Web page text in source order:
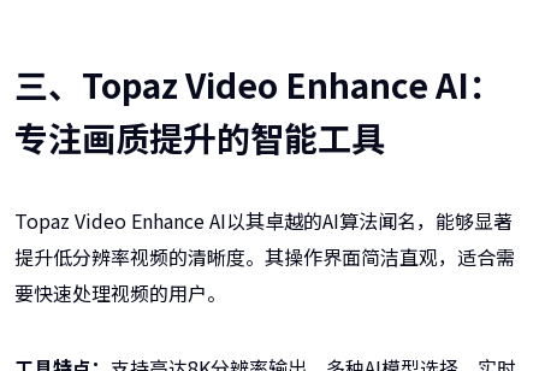
三、Topaz Video Enhance AI：
专注画质提升的智能工具
Topaz Video Enhance AI以其卓越的AI算法闻名，能够显著
提升低分辨率视频的清晰度。其操作界面简洁直观，适合需
要快速处理视频的用户。